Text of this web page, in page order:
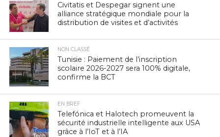
Civitatis et Despegar signent une
alliance stratégique mondiale pour la
distribution de visites et d’activités
NON CLASSÉ
Tunisie : Paiement de l’inscription
scolaire 2026-2027 sera 100% digitale,
confirme la BCT
EN BREF
Telefónica et Halotech promeuvent la
sécurité industrielle intelligente aux USA
grâce à l’IoT et à l’IA